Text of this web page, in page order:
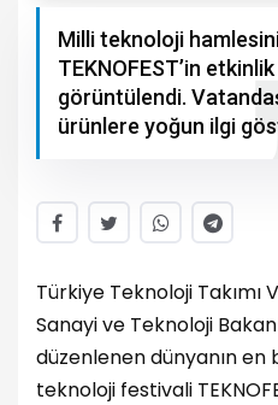
Milli teknoloji
TEKNOFEST’in
görüntülendi.
ürünlere yoğun ilgi
Türkiye Teknoloji Takımı
Sanayi ve Teknoloji
düzenlenen dünyanın en
teknoloji festivali